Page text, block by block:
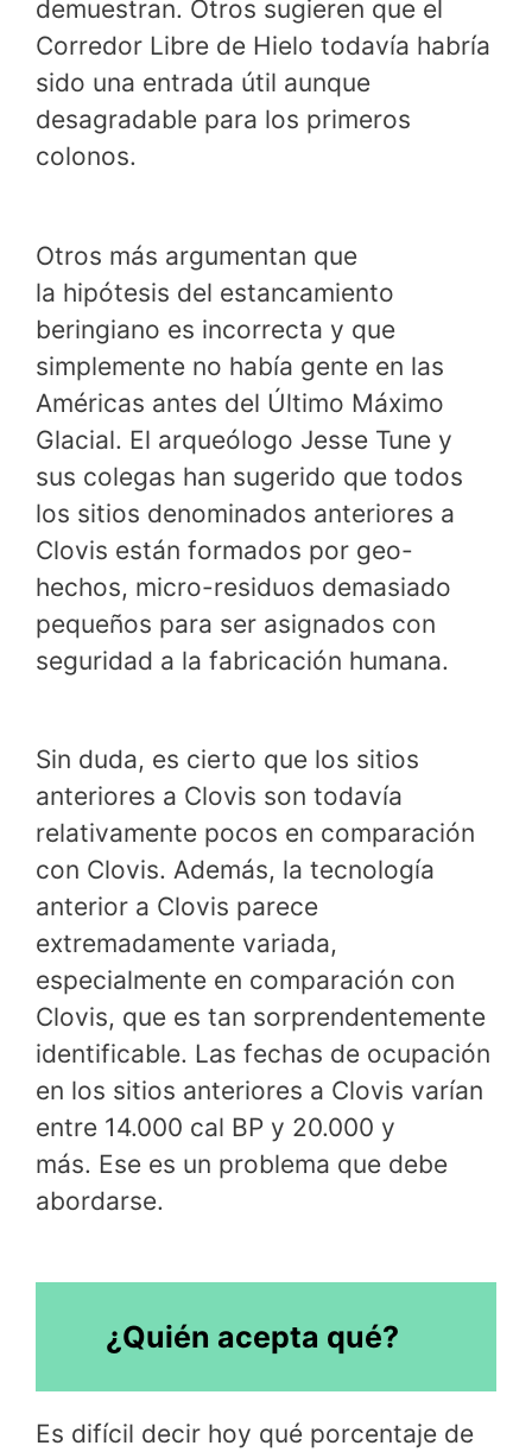
demuestran. Otros sugieren que el
Corredor Libre de Hielo todavía habría
sido una entrada útil aunque
desagradable para los primeros
colonos.
Otros más argumentan que
la hipótesis del estancamiento
beringiano es incorrecta y que
simplemente no había gente en las
Américas antes del Último Máximo
Glacial. El arqueólogo Jesse Tune y
sus colegas han sugerido que todos
los sitios denominados anteriores a
Clovis están formados por geo-
hechos, micro-residuos demasiado
pequeños para ser asignados con
seguridad a la fabricación humana.
Sin duda, es cierto que los sitios
anteriores a Clovis son todavía
relativamente pocos en comparación
con Clovis. Además, la tecnología
anterior a Clovis parece
extremadamente variada,
especialmente en comparación con
Clovis, que es tan sorprendentemente
identificable. Las fechas de ocupación
en los sitios anteriores a Clovis varían
entre 14.000 cal BP y 20.000 y
más. Ese es un problema que debe
abordarse.
¿Quién acepta qué?
Es difícil decir hoy qué porcentaje de